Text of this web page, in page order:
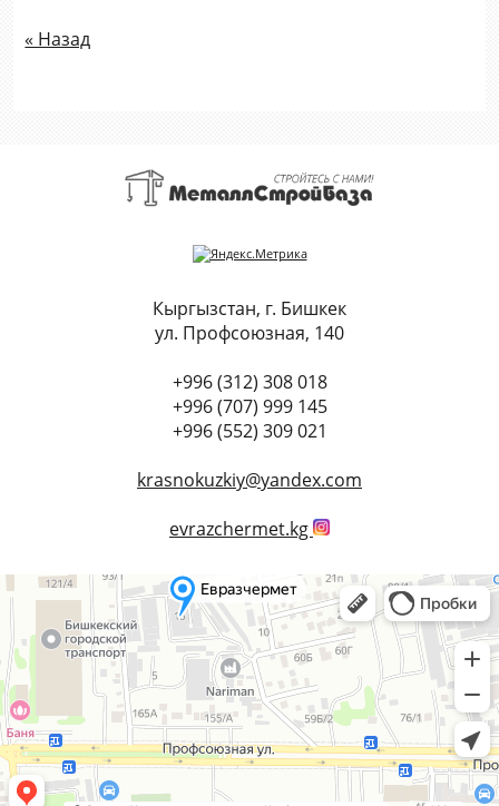
« Назад
Кыргызстан, г. Бишкек
ул. Профсоюзная, 140
+996 (312) 308 018
+996 (707) 999 145
+996 (552) 309 021
krasnokuzkiy@yandex.com
evrazchermet.kg